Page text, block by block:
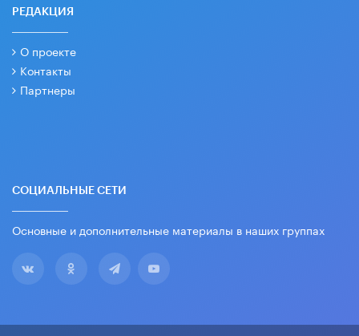
РЕДАКЦИЯ
О проекте
Контакты
Партнеры
СОЦИАЛЬНЫЕ СЕТИ
Основные и дополнительные материалы в наших группах